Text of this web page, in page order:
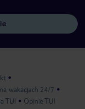
wakacjach 24/7
TUI Opinie TUI